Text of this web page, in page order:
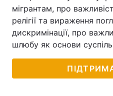
мігрантам, про
релігії та вираження
дискримінації, про
шлюбу як основи